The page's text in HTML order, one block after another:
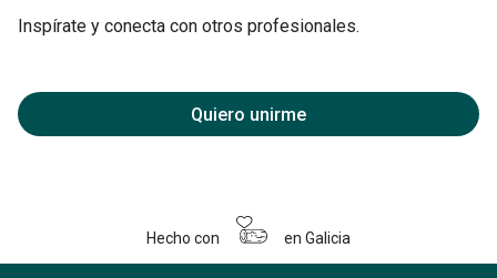
Inspírate y conecta con otros profesionales.
Quiero unirme
Hecho con en Galicia